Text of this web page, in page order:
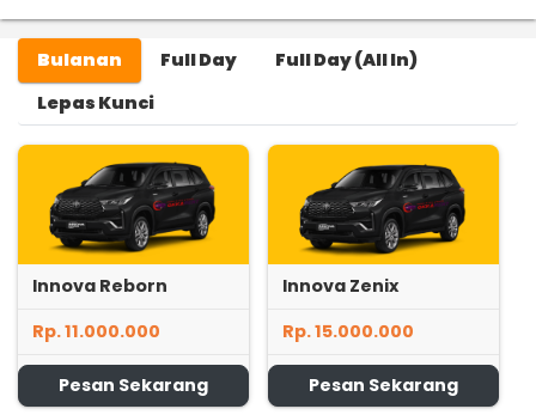
Bulanan Full Day
Full Day (All In)
Lepas Kunci
Innova Reborn
Rp. 11.000.000
Pesan Sekarang
Innova Zenix
Rp. 15.000.000
Pesan Sekarang